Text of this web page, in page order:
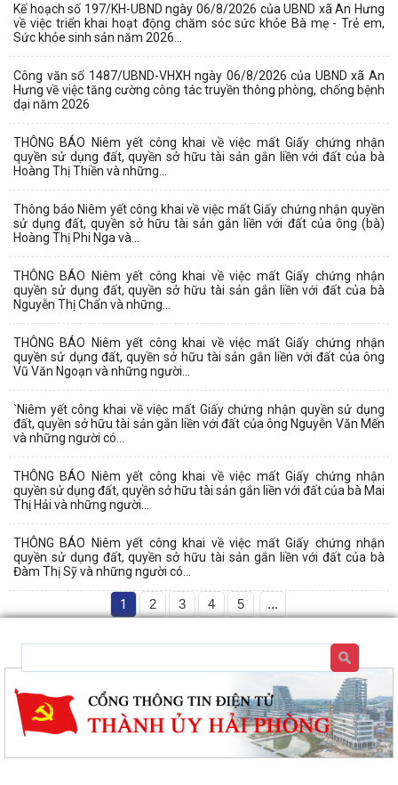
Kế hoạch số 197/KH-UBND ngày 06/8/2026 của UBND xã An Hưng
về việc triển khai hoạt động chăm sóc sức khỏe Bà mẹ - Trẻ em,
Sức khỏe sinh sản năm 2026...
Công văn số 1487/UBND-VHXH ngày 06/8/2026 của UBND xã An
Hưng về việc tăng cường công tác truyền thông phòng, chống bệnh
dại năm 2026
THÔNG BÁO Niêm yết công khai về việc mất Giấy chứng nhận
quyền sử dụng đất, quyền sở hữu tài sản gắn liền với đất của bà
Hoàng Thị Thiền và những...
Thông báo Niêm yết công khai về việc mất Giấy chứng nhận quyền
sử dụng đất, quyền sở hữu tài sản gắn liền với đất của ông (bà)
Hoàng Thị Phi Nga và...
THÔNG BÁO Niêm yết công khai về việc mất Giấy chứng nhận
quyền sử dụng đất, quyền sở hữu tài sản gắn liền với đất của bà
Nguyễn Thị Chẩn và những...
THÔNG BÁO Niêm yết công khai về việc mất Giấy chứng nhận
quyền sử dụng đất, quyền sở hữu tài sản gắn liền với đất của ông
Vũ Văn Ngoạn và những người...
`Niêm yết công khai về việc mất Giấy chứng nhận quyền sử dụng
đất, quyền sở hữu tài sản gắn liền với đất của ông Nguyễn Văn Mến
và những người có...
THÔNG BÁO Niêm yết công khai về việc mất Giấy chứng nhận
quyền sử dụng đất, quyền sở hữu tài sản gắn liền với đất của bà Mai
Thị Hải và những người...
THÔNG BÁO Niêm yết công khai về việc mất Giấy chứng nhận
quyền sử dụng đất, quyền sở hữu tài sản gắn liền với đất của bà
Đàm Thị Sỹ và những người có...
1 2 3 4 5 ...
Công văn số 163-CV/BXDĐĐU ngày 06/8/2026 của Ban Xây dựng
Đảng Đảng ủy xã An Hưng về việc điều...
Kế hoạch số 197/KH-UBND ngày 06/8/2026 của UBND xã An Hưng về
việc triển khai hoạt động chăm sóc...
Công văn số 1487/UBND-VHXH ngày 06/8/2026 của UBND xã An
Hưng về việc tăng cường công tác truyền...
THÔNG BÁO Niêm yết công khai về việc mất Giấy chứng nhận quyền
sử dụng đất, quyền sở hữu tài sản...
Thông báo Niêm yết công khai về việc mất Giấy chứng nhận quyền sử
dụng đất, quyền sở hữu tài sản...